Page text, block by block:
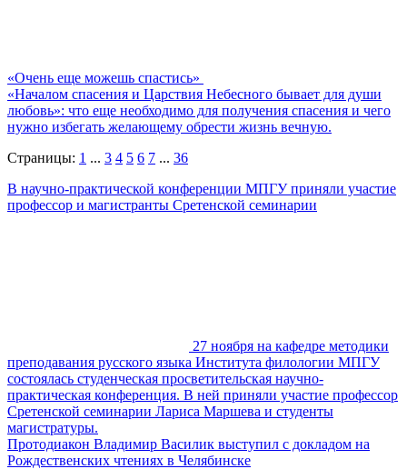
«Очень еще можешь спастись»
«Началом спасения и Царствия Небесного бывает для души
любовь»: что еще необходимо для получения спасения и чего
нужно избегать желающему обрести жизнь вечную.
Страницы: 1 ... 3 4 5 6 7 ... 36
В научно-практической конференции МПГУ приняли участие
профессор и магистранты Сретенской семинарии
27 ноября на кафедре методики
преподавания русского языка Института филологии МПГУ
состоялась студенческая просветительская научно-
практическая конференция. В ней приняли участие профессор
Сретенской семинарии Лариса Маршева и студенты
магистратуры.
Протодиакон Владимир Василик выступил с докладом на
Рождественских чтениях в Челябинске